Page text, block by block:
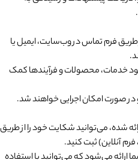
طریق فرم تماس در وب‌سایت، ایمیل یا
خدمات، محصولات و فرآیندها کمک
صورت امکان اجرایی خواهند شد.
شده، می‌توانید شکایت خود را از طریق
آنلاین) ثبت کنید.